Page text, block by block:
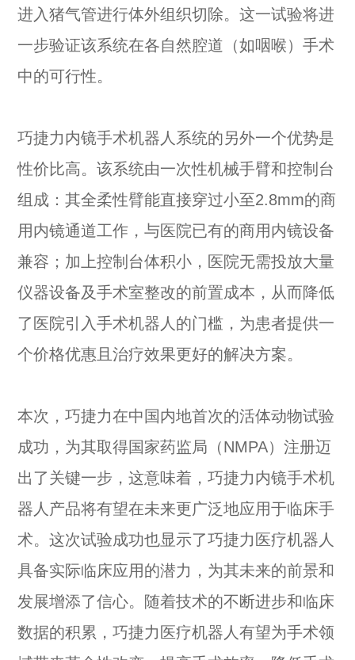
进入猪气管进行体外组织切除。这一试验将进
一步验证该系统在各自然腔道（如咽喉）手术
中的可行性。
巧捷力内镜手术机器人系统的另外一个优势是
性价比高。该系统由一次性机械手臂和控制台
组成：其全柔性臂能直接穿过小至2.8mm的商
用内镜通道工作，与医院已有的商用内镜设备
兼容；加上控制台体积小，医院无需投放大量
仪器设备及手术室整改的前置成本，从而降低
了医院引入手术机器人的门槛，为患者提供一
个价格优惠且治疗效果更好的解决方案。
本次，巧捷力在中国内地首次的活体动物试验
成功，为其取得国家药监局（NMPA）注册迈
出了关键一步，这意味着，巧捷力内镜手术机
器人产品将有望在未来更广泛地应用于临床手
术。这次试验成功也显示了巧捷力医疗机器人
具备实际临床应用的潜力，为其未来的前景和
发展增添了信心。随着技术的不断进步和临床
数据的积累，巧捷力医疗机器人有望为手术领